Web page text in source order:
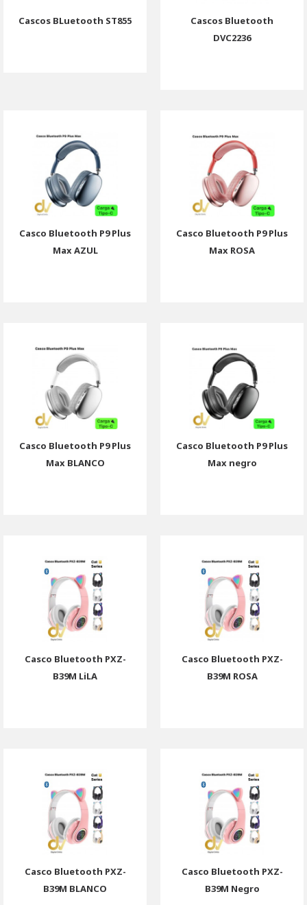
Cascos BLuetooth ST855
Cascos Bluetooth
DVC2236
Casco Bluetooth P9 Plus
Max AZUL
Casco Bluetooth P9 Plus
Max ROSA
Casco Bluetooth P9 Plus
Max BLANCO
Casco Bluetooth P9 Plus
Max negro
Casco Bluetooth PXZ-
B39M LiLA
Casco Bluetooth PXZ-
B39M ROSA
Casco Bluetooth PXZ-
B39M BLANCO
Casco Bluetooth PXZ-
B39M Negro